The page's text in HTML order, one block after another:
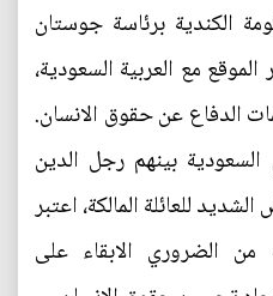
الكندية برئاسة جوستان
مع العربية السعودية،
الدفاع عن حقوق الانسان.
شخصا في السعودية بينهم رجل الدين
للعائلة المالكة، اعتبر
من الضروري الابقاء على